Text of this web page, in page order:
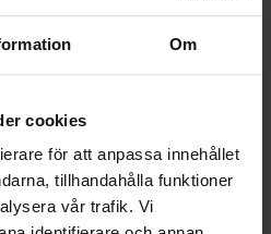
Om
cookies
för att anpassa innehållet
tillhandahålla funktioner
vår trafik. Vi